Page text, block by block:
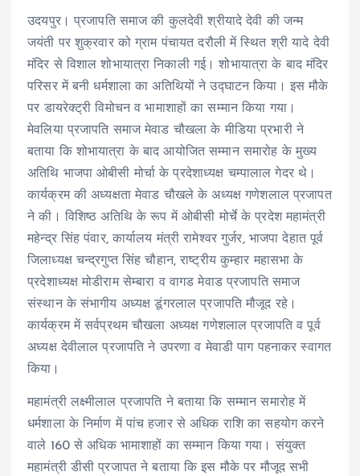
उदयपुर। प्रजापति समाज की कुलदेवी श्रीयादे देवी की जन्म
जयंती पर शुक्रवार को ग्राम पंचायत दरौली में स्थित श्री यादे देवी
मंदिर से विशाल शोभायात्रा निकाली गई। शोभायात्रा के बाद मंदिर
परिसर में बनी धर्मशाला का अतिथियों ने उद्घाटन किया। इस मौके
पर डायरेक्ट्री विमोचन व भामाशाहों का सम्मान किया गया।
मेवलिया प्रजापति समाज मेवाड चौखला के मीडिया प्रभारी ने
बताया कि शोभायात्रा के बाद आयोजित सम्मान समारोह के मुख्य
अतिथि भाजपा ओबीसी मोर्चा के प्रदेशाध्यक्ष चम्पालाल गेदर थे।
कार्यक्रम की अध्यक्षता मेवाड चौखले के अध्यक्ष गणेशलाल प्रजापत
ने की। विशिष्ठ अतिथि के रूप में ओबीसी मोर्चे के प्रदेश महामंत्री
महेन्द्र सिंह पंवार, कार्यालय मंत्री रामेश्वर गुर्जर, भाजपा देहात पूर्व
जिलाध्यक्ष चन्द्रगुप्त सिंह चौहान, राष्ट्रीय कुम्हार महासभा के
प्रदेशाध्यक्ष मोडीराम सेम्बारा व वागड मेवाड प्रजापति समाज
संस्थान के संभागीय अध्यक्ष डूंगरलाल प्रजापति मौजूद रहे।
कार्यक्रम में सर्वप्रथम चौखला अध्यक्ष गणेशलाल प्रजापति व पूर्व
अध्यक्ष देवीलाल प्रजापति ने उपरणा व मेवाडी पाग पहनाकर स्वागत
किया।
महामंत्री लक्ष्मीलाल प्रजापति ने बताया कि सम्मान समारोह में
धर्मशाला के निर्माण में पांच हजार से अधिक राशि का सहयोग करने
वाले 160 से अधिक भामाशाहों का सम्मान किया गया। संयुक्त
महामंत्री डीसी प्रजापत ने बताया कि इस मौके पर मौजूद सभी